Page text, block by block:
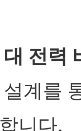
전력
계를
니다.